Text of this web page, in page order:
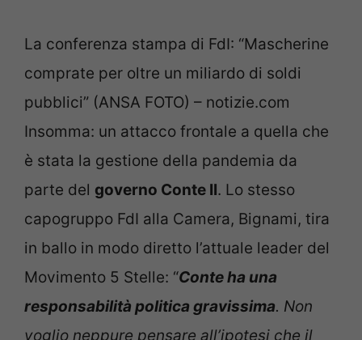
La conferenza stampa di FdI: “Mascherine
comprate per oltre un miliardo di soldi
pubblici” (ANSA FOTO) – notizie.com
Insomma: un attacco frontale a quella che
è stata la gestione della pandemia da
parte del governo Conte II. Lo stesso
capogruppo FdI alla Camera, Bignami, tira
in ballo in modo diretto l’attuale leader del
Movimento 5 Stelle: “Conte ha una
responsabilità politica gravissima. Non
voglio neppure pensare all’ipotesi che il